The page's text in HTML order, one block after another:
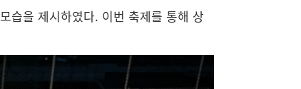
습을 제시하였다. 이번 축제를 통해 상